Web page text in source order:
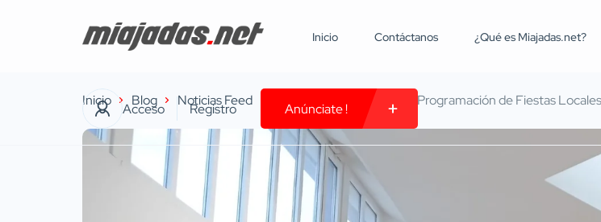
Inicio Contáctanos ¿Qué es Miajadas.net?
Acceso Registro Anúnciate !
Inicio Blog Noticias Feed Pleno Ordinario de Junio: Programación de Fiestas